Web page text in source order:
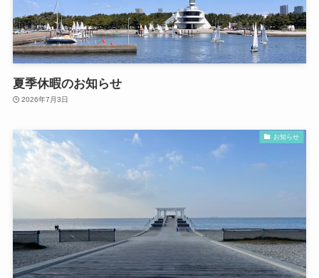
夏季休暇のお知らせ
2026年7月3日
お知らせ